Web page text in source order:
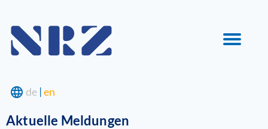
Navigation
language de |en
Aktuelle Meldungen